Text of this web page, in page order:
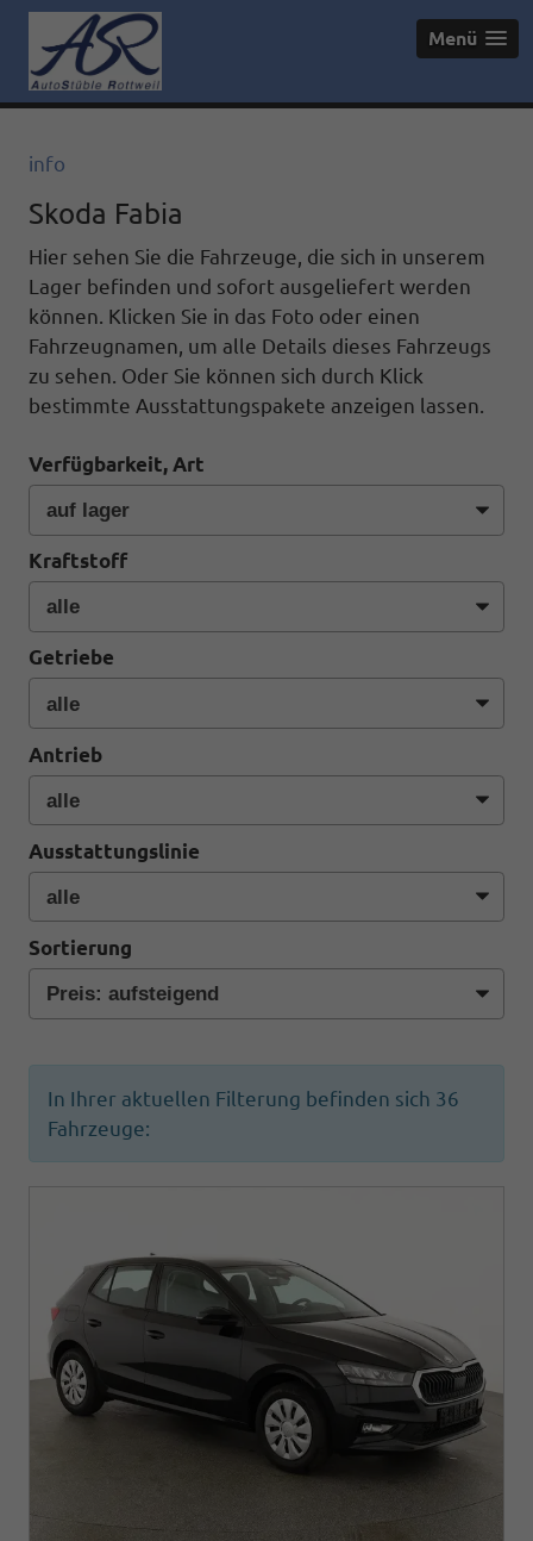
Menü
info
Skoda Fabia
Hier sehen Sie die Fahrzeuge, die sich in unserem
Lager befinden und sofort ausgeliefert werden
können. Klicken Sie in das Foto oder einen
Fahrzeugnamen, um alle Details dieses Fahrzeugs
zu sehen. Oder Sie können sich durch Klick
bestimmte Ausstattungspakete anzeigen lassen.
Verfügbarkeit, Art
Kraftstoff
Getriebe
Antrieb
Ausstattungslinie
Sortierung
In Ihrer aktuellen Filterung befinden sich 36
Fahrzeuge: